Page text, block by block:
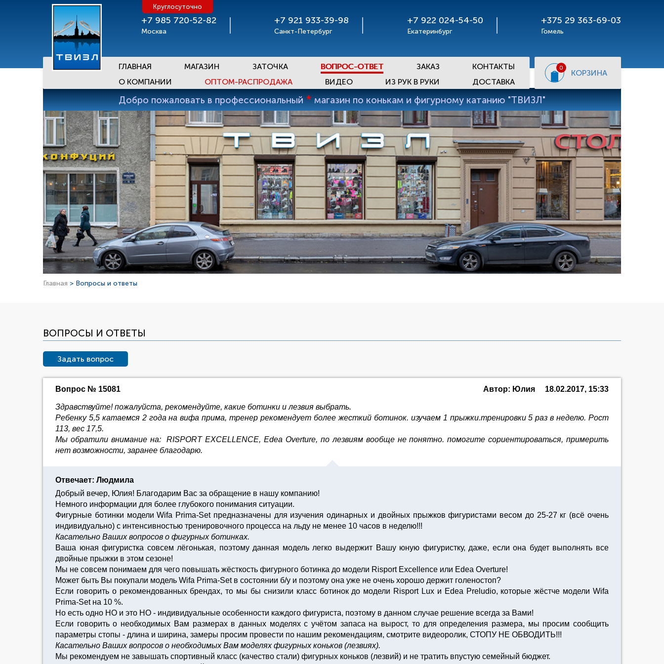
+7 985 720-52-82
Москва
Круглосуточно
+7 921 933-39-98
Санкт-Петербург
+7 922 024-54-50
Екатеринбург
+375 29 363-69-03
Гомель
ГЛАВНАЯ МАГАЗИН ЗАТОЧКА ВОПРОС-ОТВЕТ ЗАКАЗ
КОНТАКТЫ
О КОМПАНИИ
ОПТОМ-РАСПРОДАЖА ВИДЕО ИЗ РУК В РУКИ ДОСТАВКА
0
КОРЗИНА
Добро пожаловать в профессиональный * магазин по конькам и фигурному катанию "ТВИЗЛ"
Главная > Вопросы и ответы
ВОПРОСЫ И ОТВЕТЫ
Задать вопрос
Вопрос № 15081 Автор: Юлия 18.02.2017, 15:33
Здравствуйте! пожалуйста, рекомендуйте, какие ботинки и лезвия выбрать.
Ребенку 5,5 катаемся 2 года на вифа прима, тренер рекомендует более жесткий ботинок. изучаем 1 прыжки.тренировки 5 раз в неделю. Рост
113, вес 17,5.
Мы обратили внимание на: RISPORT EXCELLENCE, Edea Overture, по лезвиям вообще не понятно. помогите сориентироваться, примерить
нет возможности, заранее благодарю.
Отвечает: Людмила
Добрый вечер, Юлия! Благодарим Вас за обращение в нашу компанию!
Немного информации для более глубокого понимания ситуации.
Фигурные ботинки модели Wifa Prima-Set предназначены для изучения одинарных и двойных прыжков фигуристами весом до 25-27 кг (всё очень
индивидуально) с интенсивностью тренировочного процесса на льду не менее 10 часов в неделю!!!
Касательно Ваших вопросов о фигурных ботинках.
Ваша юная фигуристка совсем лёгонькая, поэтому данная модель легко выдержит Вашу юную фигуристку, даже, если она будет выполнять все
двойные прыжки в этом сезоне!
Мы не совсем понимаем для чего повышать жёсткость фигурного ботинка до модели Risport Excellence или Edea Overture!
Может быть Вы покупали модель Wifa Prima-Set в состоянии б/у и поэтому она уже не очень хорошо держит голеностоп?
Если говорить о рекомендованных брендах, то мы бы снизили класс ботинок до модели Risport Lux и Edea Preludio, которые жёстче модели Wifa
Prima-Set на 10 %.
Но есть одно НО и это НО - индивидуальные особенности каждого фигуриста, поэтому в данном случае решение всегда за Вами!
Если говорить о необходимых Вам размерах в данных моделях с учётом запаса на вырост, то для определения размера, мы просим сообщить
параметры стопы - длина и ширина, замеры просим провести по нашим рекомендациям, смотрите видеоролик, СТОПУ НЕ ОБВОДИТЬ!!!
Касательно Ваших вопросов о необходимых Вам моделях фигурных коньков (лезвиях).
Мы рекомендуем не завышать спортивный класс (качество стали) фигурных коньков (лезвий) и не тратить впустую семейный бюджет.